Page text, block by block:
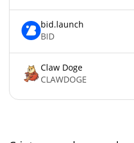
bid.launch
BID
Claw Doge
CLAWDOGE